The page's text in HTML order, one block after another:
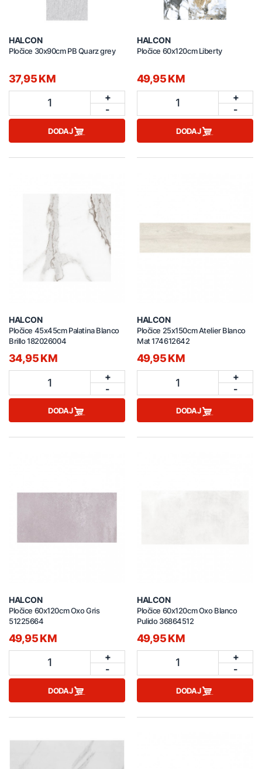
HALCON
Pločice 30x90cm PB Quarz grey
37,95 KM
1
+
-
DODAJ
HALCON
Pločice 60x120cm Liberty
49,95 KM
1
+
-
DODAJ
HALCON
Pločice 45x45cm Palatina Blanco
Brillo 182026004
34,95 KM
1
+
-
DODAJ
HALCON
Pločice 25x150cm Atelier Blanco
Mat 174612642
49,95 KM
1
+
-
DODAJ
HALCON
Pločice 60x120cm Oxo Gris
51225664
49,95 KM
1
+
-
DODAJ
HALCON
Pločice 60x120cm Oxo Blanco
Pulido 36864512
49,95 KM
1
+
-
DODAJ